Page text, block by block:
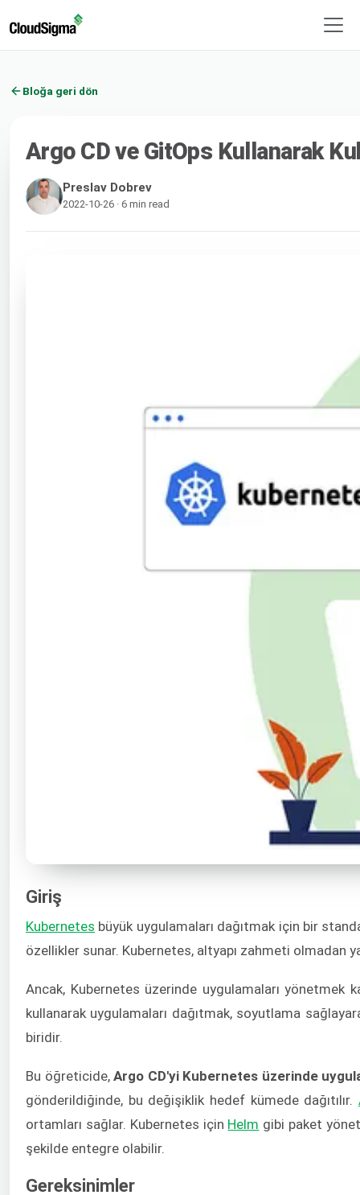
Bloğa geri dön
Argo CD ve GitOps Kullanarak
Preslav Dobrev
2022-10-26 · 6 min read
Giriş
Kubernetes büyük uygulamaları dağıtmak için bir
özellikler sunar. Kubernetes, altyapı zahmeti olmadan
Ancak, Kubernetes üzerinde uygulamaları
kullanarak uygulamaları dağıtmak, soyutlama
biridir.
Bu öğreticide,Argo CD'yi Kubernetes üzerinde
gönderildiğinde, bu değişiklik hedef kümede dağıtılır.
ortamları sağlar. Kubernetes için Helm gibi paket
şekilde entegre olabilir.
Gereksinimler